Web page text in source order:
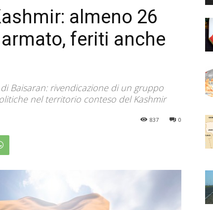
almeno 26
feriti anche
Baisaran: rivendicazione di un gruppo
nel territorio conteso del Kashmir
0
837